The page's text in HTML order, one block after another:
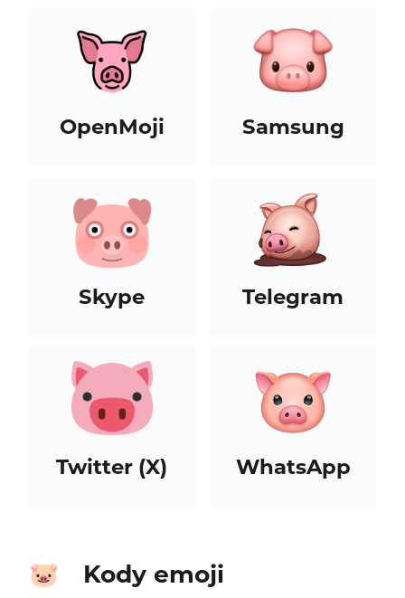
OpenMoji Samsung
Skype Telegram
Twitter (X) WhatsApp
🐷 Kody emoji